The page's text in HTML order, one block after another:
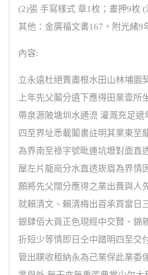
(2)張 手寫樣式 章1枚；畫押9枚
其他：金廣福文書167，附光緒9
內容:
立永遠杜絕賣盡根水田山林埔園
上年先父鬮分遺下應得田業壹所
帶泉源陂塘圳水通流 灌溉充足遞
四至界址悉載鬮書註明其業東至
為界南至祿字號毗連坑壢對面直
屋左片龍崗分水直透崁眉為界情
願將先父闊分應得之業出賣與人
就賴清文、賴清梅出首承買當日
銀肆佰大員正色現經中交賢、錦
折短少等情即日仝中踏明四至交
管出贌收租納永為己業保此業委